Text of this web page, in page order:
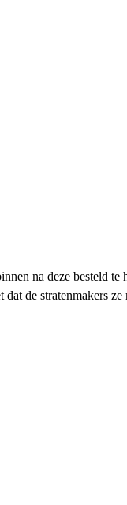
na deze besteld
dat de stratenmakers